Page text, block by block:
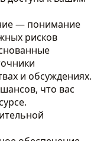
— понимание
рисков
и обсуждениях.
что вас